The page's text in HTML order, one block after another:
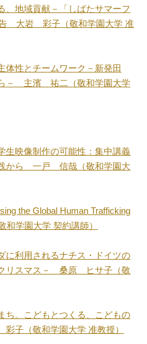
、地域貢献－「しばたサマーフ
告 大岩 彩子（敬和学園大学 准
体性とチームワーク－新発田
－ 主濱 祐二（敬和学園大学
生映像制作の可能性：集中講義
践から 一戸 信哉（敬和学園大
the Global Human Trafficking
学園大学 契約講師）
に利用されるナチス・ドイツの
リスマス－ 桑原 ヒサ子（敬
ち。こどもとつくる、こどもの
子（敬和学園大学 准教授）